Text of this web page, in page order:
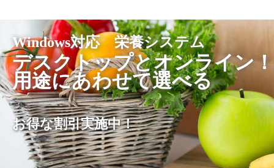
Windows対応 栄養システム
デスクトップとオンライン！
用途にあわせて選べる
お得な割引実施中！